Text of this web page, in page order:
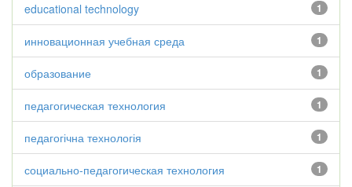
1
educational technology
1
инновационная учебная среда
1
образование
1
педагогическая технология
1
педагогічна технологія
1
социально-педагогическая технология